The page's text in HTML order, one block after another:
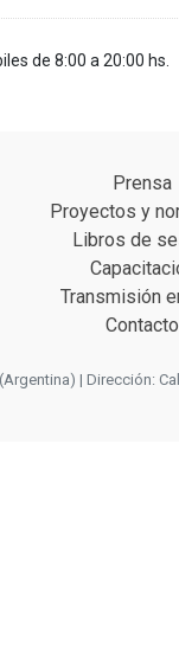
de 8:00 a 20:00 hs.
Prensa
Proyectos y
Libros de
Transmisión
Contacto
| Dirección: